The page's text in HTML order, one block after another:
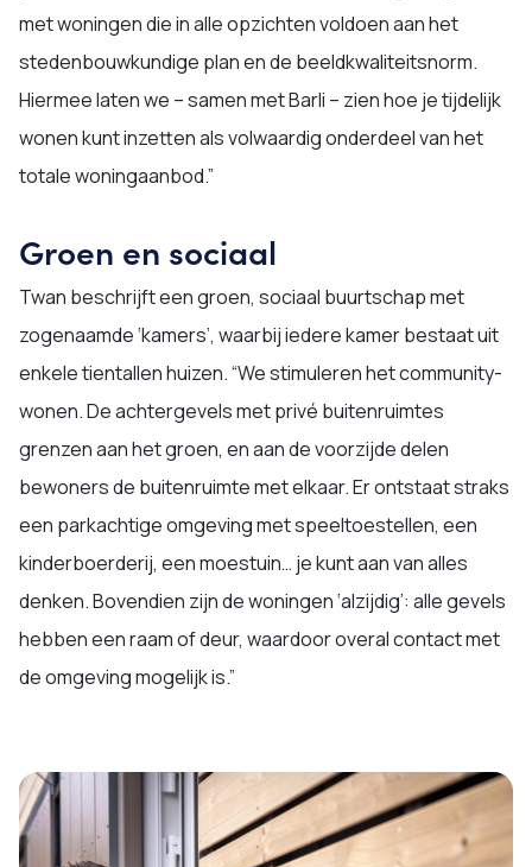
met woningen die in alle opzichten voldoen aan het
stedenbouwkundige plan en de beeldkwaliteitsnorm.
Hiermee laten we – samen met Barli – zien hoe je tijdelijk
wonen kunt inzetten als volwaardig onderdeel van het
totale woningaanbod.”
Groen en sociaal
Twan beschrijft een groen, sociaal buurtschap met
zogenaamde ‘kamers’, waarbij iedere kamer bestaat uit
enkele tientallen huizen. “We stimuleren het community-
wonen. De achtergevels met privé buitenruimtes
grenzen aan het groen, en aan de voorzijde delen
bewoners de buitenruimte met elkaar. Er ontstaat straks
een parkachtige omgeving met speeltoestellen, een
kinderboerderij, een moestuin… je kunt aan van alles
denken. Bovendien zijn de woningen ‘alzijdig’: alle gevels
hebben een raam of deur, waardoor overal contact met
de omgeving mogelijk is.”